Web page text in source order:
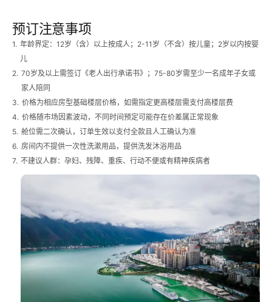
预订注意事项
1. 年龄界定：12岁（含）以上按成人；2-11岁（不含）按儿童；2岁以内按婴
儿
2. 70岁及以上需签订《老人出行承诺书》；75-80岁需至少一名成年子女或
家人陪同
3. 价格为相应房型基础楼层价格，如需指定更高楼层需支付高楼层费
4. 价格随市场因素波动，不同时间预定可能存在价差属正常现象
5. 舱位需二次确认，订单生效以支付全款且人工确认为准
6. 房间内不提供一次性洗漱用品，提供洗发沐浴用品
7. 不建议人群：孕妇、残障、重疾、行动不便或有精神疾病者